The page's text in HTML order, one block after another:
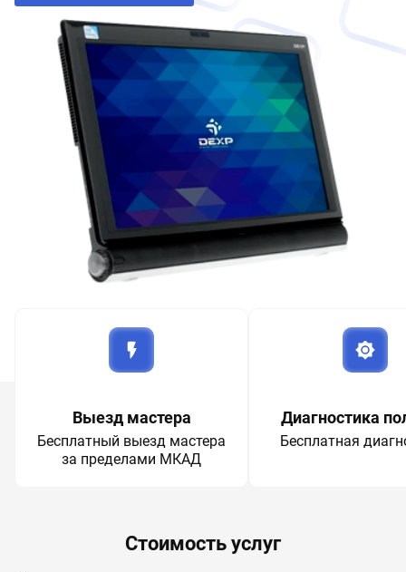
Выезд мастера
Бесплатный выезд мастера
за пределами МКАД
Диагностика
Бесплатная
Стоимость услуг